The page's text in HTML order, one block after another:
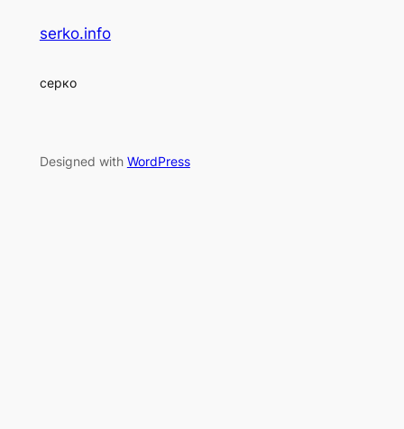
serko.info
серко
Designed with WordPress